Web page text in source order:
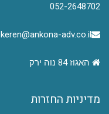
052-2648702
keren@ankona-adv.co.il
האגוז 84 נוה ירק
מדיניות החזרות